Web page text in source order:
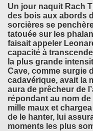
Un jour naquit Rach
des bois aux abords
sorcières se
tatouée sur les
faisait appeler
capacité à
la plus grande
Cave, comme surgie
cadavérique, avait la
aura de prêcheur de
répondant au nom de
mille maux et
de le hanter, lui
moments les plus